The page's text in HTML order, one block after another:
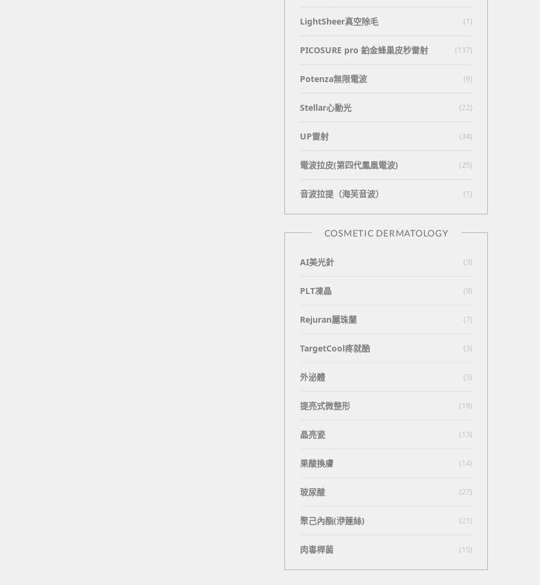
LightSheer真空除毛 (1)
PICOSURE pro 鉑金蜂巢皮秒雷射 (137)
Potenza無限電波 (9)
Stellar心動光 (22)
UP雷射 (34)
電波拉皮(第四代鳳凰電波) (25)
⾳波拉提（海芙⾳波） (1)
COSMETIC DERMATOLOGY
AI美光針 (3)
PLT凍晶 (9)
Rejuran麗珠蘭 (7)
TargetCool疼就酷 (3)
外泌體 (3)
提亮式微整形 (18)
晶亮瓷 (13)
果酸換膚 (14)
玻尿酸 (27)
聚己內酯(洢蓮絲) (21)
肉毒桿菌 (15)